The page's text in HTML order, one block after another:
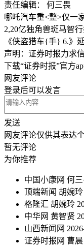
责任编辑： 何三畏
哪吒汽车重<整>仅一
2,20亿独角兽斑马智
《侠盗猎车{手} 6.》
声明：证券时报力求
下载“证券时报”官方
网友评论
登录后可以发言
发送
网友评论仅供其表达
暂无评论
为你推荐
中国小康网 何
顶端新闻 胡婉玲
格隆汇 胡婉玲
中华网 黄智贤
山西新闻网
证券时报网 曹晨